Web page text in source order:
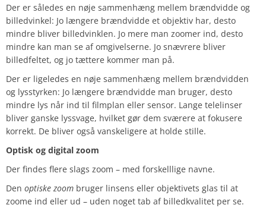
Der er således en nøje sammenhæng mellem brændvidde og
billedvinkel: Jo længere brændvidde et objektiv har, desto
mindre bliver billedvinklen. Jo mere man zoomer ind, desto
mindre kan man se af omgivelserne. Jo snævrere bliver
billedfeltet, og jo tættere kommer man på.
Der er ligeledes en nøje sammenhæng mellem brændvidden
og lysstyrken: Jo længere brændvidde man bruger, desto
mindre lys når ind til filmplan eller sensor. Lange telelinser
bliver ganske lyssvage, hvilket gør dem sværere at fokusere
korrekt. De bliver også vanskeligere at holde stille.
Optisk og digital zoom
Der findes flere slags zoom – med forskelllige navne.
Den optiske zoom bruger linsens eller objektivets glas til at
zoome ind eller ud – uden noget tab af billedkvalitet per se.